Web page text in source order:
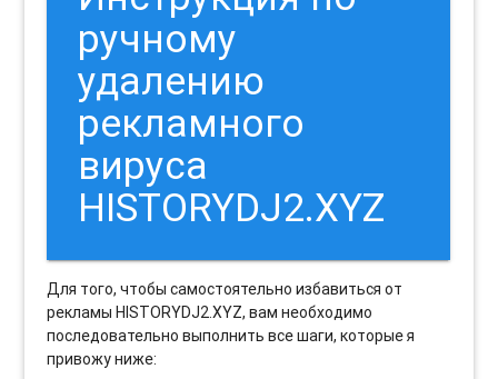
ручному
удалению
рекламного
вируса
HISTORYDJ2.XYZ
Для того, чтобы самостоятельно избавиться от
рекламы HISTORYDJ2.XYZ, вам необходимо
последовательно выполнить все шаги, которые я
привожу ниже: